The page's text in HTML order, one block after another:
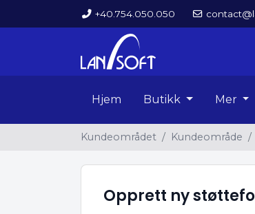
+40.754.050.050
Hjem Butikk Mer
Kundeområdet Kundeområde
Opprett ny